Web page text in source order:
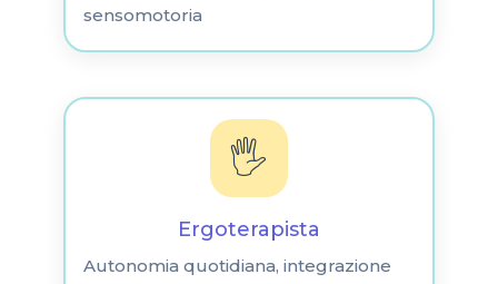
sensomotoria
🖐️
Ergoterapista
Autonomia quotidiana, integrazione